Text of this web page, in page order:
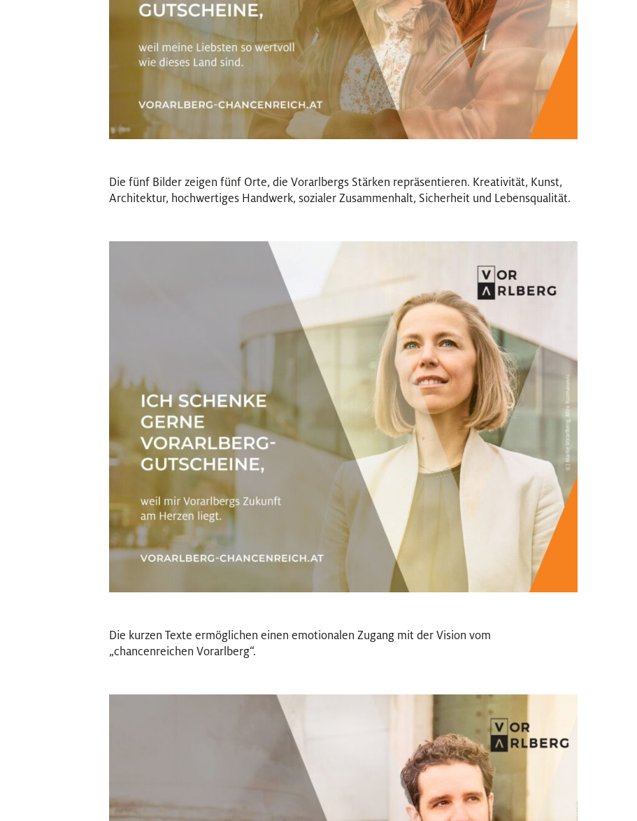
Die fünf Bilder zeigen fünf Orte, die Vorarlbergs Stärken repräsentieren. Kreativität, Kunst,
Architektur, hochwertiges Handwerk, sozialer Zusammenhalt, Sicherheit und Lebensqualität.
Die kurzen Texte ermöglichen einen emotionalen Zugang mit der Vision vom
„chancenreichen Vorarlberg“.